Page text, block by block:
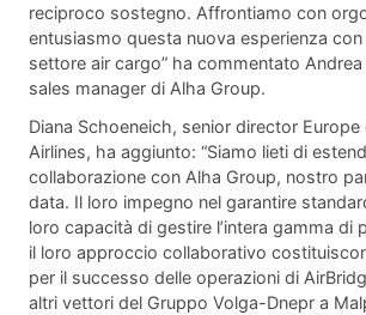
reciproco sostegno. Affrontiamo con
entusiasmo questa nuova esperienza
settore air cargo” ha commentato Andrea
sales manager di Alha Group.
Diana Schoeneich, senior director Europe
Airlines, ha aggiunto: “Siamo lieti di
collaborazione con Alha Group, nostro
data. Il loro impegno nel garantire
loro capacità di gestire l’intera gamma di
il loro approccio collaborativo
per il successo delle operazioni di
altri vettori del Gruppo Volga-Dnepr a